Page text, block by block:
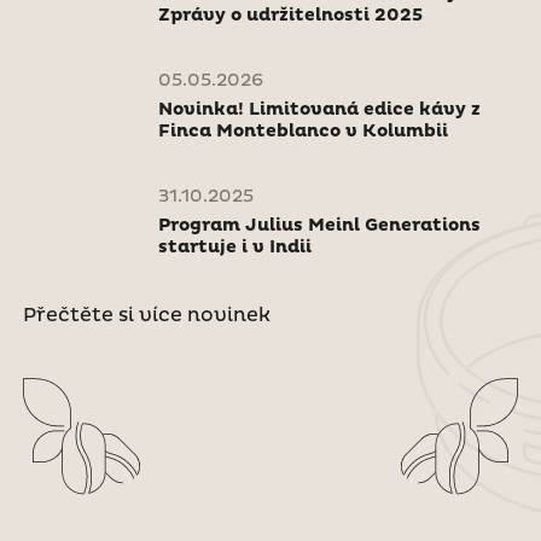
Zprávy o udržitelnosti 2025
05.05.2026
Novinka! Limitovaná edice kávy z
Finca Monteblanco v Kolumbii
31.10.2025
Program Julius Meinl Generations
startuje i v Indii
Přečtěte si více novinek